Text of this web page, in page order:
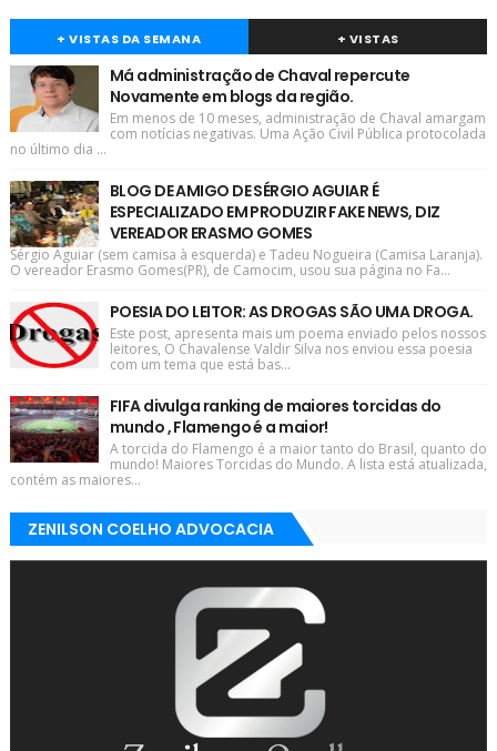
+ VISTAS DA SEMANA + VISTAS
Má administração de Chaval repercute
Novamente em blogs da região.
Em menos de 10 meses, administração de Chaval amargam
com notícias negativas. Uma Ação Civil Pública protocolada
no último dia ...
BLOG DE AMIGO DE SÉRGIO AGUIAR É
ESPECIALIZADO EM PRODUZIR FAKE NEWS, DIZ
VEREADOR ERASMO GOMES
Sérgio Aguiar (sem camisa à esquerda) e Tadeu Nogueira (Camisa Laranja).
O vereador Erasmo Gomes(PR), de Camocim, usou sua página no Fa...
POESIA DO LEITOR: AS DROGAS SÃO UMA DROGA.
Este post, apresenta mais um poema enviado pelos nossos
leitores, O Chavalense Valdir Silva nos enviou essa poesia
com um tema que está bas...
FIFA divulga ranking de maiores torcidas do
mundo , Flamengo é a maior!
A torcida do Flamengo é a maior tanto do Brasil, quanto do
mundo! Maiores Torcidas do Mundo. A lista está atualizada,
contém as maiores...
ZENILSON COELHO ADVOCACIA